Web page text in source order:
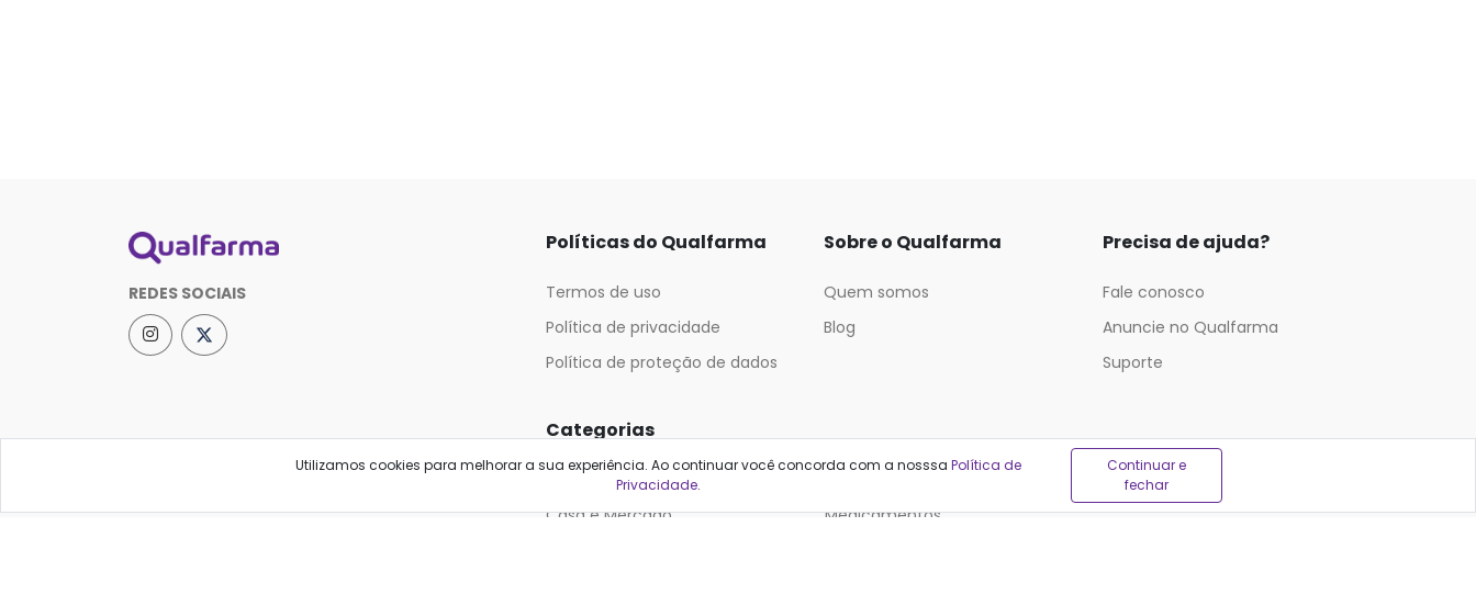
REDES SOCIAIS
Políticas do Qualfarma
Termos de uso
Política de privacidade
Política de proteção de dados
Sobre o Qualfarma
Quem somos
Blog
Precisa de ajuda?
Fale conosco
Anuncie no Qualfarma
Suporte
Categorias
Cabelos
Casa e Mercado
Medicamentos
Utilizamos cookies para melhorar a sua experiência. Ao continuar você concorda com a nosssa Política de
Privacidade.
Continuar e
fechar